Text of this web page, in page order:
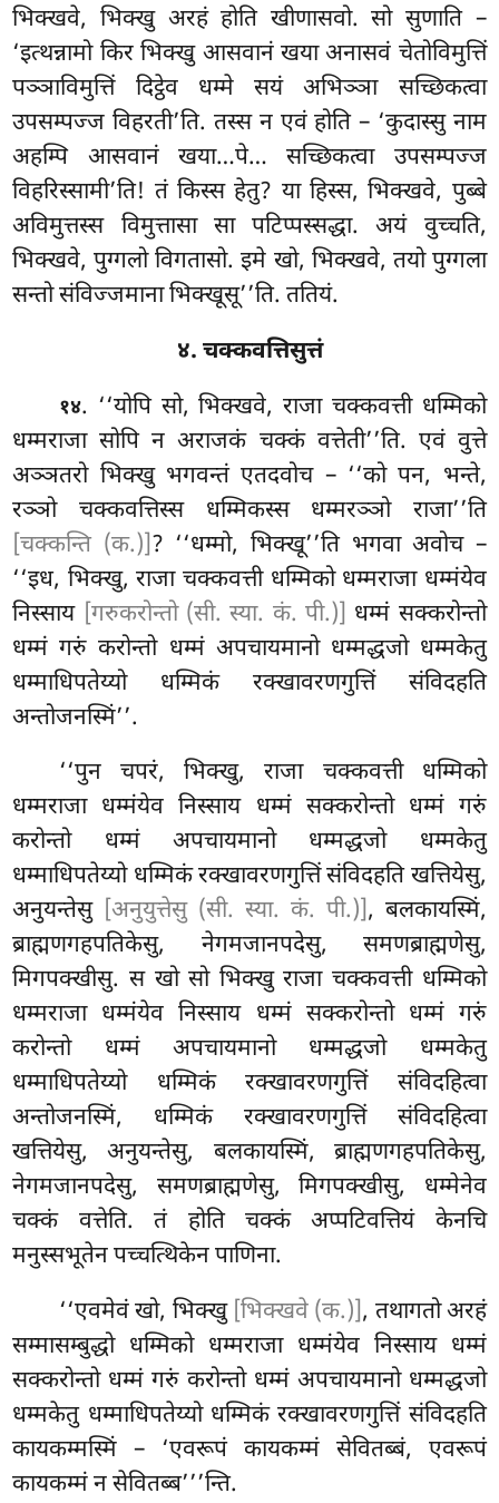
भिक्खवे, भिक्खु अरहं होति खीणासवो. सो सुणाति –
‘इत्थन्नामो किर भिक्खु आसवानं खया अनासवं चेतोविमुत्तिं
पञ्ञाविमुत्तिं दिट्ठेव धम्मे सयं अभिञ्ञा सच्छिकत्वा
उपसम्पज्ज विहरती’ति. तस्स न एवं होति – ‘कुदास्सु नाम
अहम्पि आसवानं खया…पे… सच्छिकत्वा उपसम्पज्ज
विहरिस्सामी’ति! तं किस्स हेतु? या हिस्स, भिक्खवे, पुब्बे
अविमुत्तस्स विमुत्तासा सा पटिप्पस्सद्धा. अयं वुच्चति,
भिक्खवे, पुग्गलो विगतासो. इमे खो, भिक्खवे, तयो पुग्गला
सन्तो संविज्जमाना भिक्खूसू’’ति. ततियं.
४. चक्कवत्तिसुत्तं
१४. ‘‘योपि सो, भिक्खवे, राजा चक्कवत्ती धम्मिको
धम्मराजा सोपि न अराजकं चक्कं वत्तेती’’ति. एवं वुत्ते
अञ्ञतरो भिक्खु भगवन्तं एतदवोच – ‘‘को पन, भन्ते,
रञ्ञो चक्कवत्तिस्स धम्मिकस्स धम्मरञ्ञो राजा’’ति
[चक्कन्ति (क.)] ? ‘‘धम्मो, भिक्खू’’ति भगवा अवोच –
‘‘इध, भिक्खु, राजा चक्कवत्ती धम्मिको धम्मराजा धम्मंयेव
निस्साय [गरुकरोन्तो (सी. स्या. कं. पी.)] धम्मं सक्करोन्तो
धम्मं गरुं करोन्तो धम्मं अपचायमानो धम्मद्धजो धम्मकेतु
धम्माधिपतेय्यो धम्मिकं रक्खावरणगुत्तिं संविदहति
अन्तोजनस्मिं’’.
‘‘पुन चपरं, भिक्खु, राजा चक्कवत्ती धम्मिको
धम्मराजा धम्मंयेव निस्साय धम्मं सक्करोन्तो धम्मं गरुं
करोन्तो धम्मं अपचायमानो धम्मद्धजो धम्मकेतु
धम्माधिपतेय्यो धम्मिकंरक्खावरणगुत्तिं संविदहति खत्तियेसु,
अनुयन्तेसु [अनुयुत्तेसु (सी. स्या. कं. पी.)], बलकायस्मिं,
ब्राह्मणगहपतिकेसु, नेगमजानपदेसु, समणब्राह्मणेसु,
मिगपक्खीसु. स खो सो भिक्खु राजा चक्कवत्ती धम्मिको
धम्मराजा धम्मंयेव निस्साय धम्मं सक्करोन्तो धम्मं गरुं
करोन्तो धम्मं अपचायमानो धम्मद्धजो धम्मकेतु
धम्माधिपतेय्यो धम्मिकं रक्खावरणगुत्तिं संविदहित्वा
अन्तोजनस्मिं, धम्मिकं रक्खावरणगुत्तिं संविदहित्वा
खत्तियेसु, अनुयन्तेसु, बलकायस्मिं, ब्राह्मणगहपतिकेसु,
नेगमजानपदेसु, समणब्राह्मणेसु, मिगपक्खीसु, धम्मेनेव
चक्कं वत्तेति. तं होति चक्कं अप्पटिवत्तियं केनचि
मनुस्सभूतेन पच्चत्थिकेन पाणिना.
‘‘एवमेवं खो, भिक्खु [भिक्खवे (क.)], तथागतो अरहं
सम्मासम्बुद्धो धम्मिको धम्मराजा धम्मंयेव निस्साय धम्मं
सक्करोन्तो धम्मं गरुं करोन्तो धम्मं अपचायमानो धम्मद्धजो
धम्मकेतु धम्माधिपतेय्यो धम्मिकं रक्खावरणगुत्तिं संविदहति
कायकम्मस्मिं – ‘एवरूपं कायकम्मं सेवितब्बं, एवरूपं
कायकम्मं न सेवितब्ब’’’न्ति.